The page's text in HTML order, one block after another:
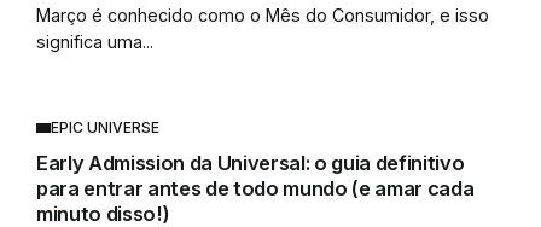
Março é conhecido como o Mês do Consumidor, e isso
significa uma...
EPIC UNIVERSE
Early Admission da Universal: o guia definitivo
para entrar antes de todo mundo (e amar cada
minuto disso!)